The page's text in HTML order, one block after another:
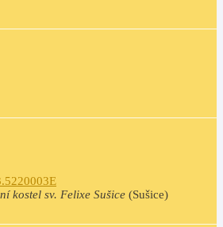
kostel sv. Felixe Sušice (Sušice)